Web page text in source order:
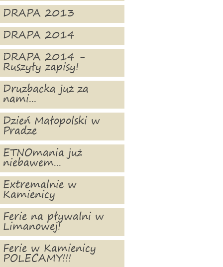
DRAPA 2013
DRAPA 2014
DRAPA 2014 -
Ruszyły zapisy!
Druzbacka już za
nami...
Dzień Małopolski w
Pradze
ETNOmania już
niebawem...
Extremalnie w
Kamienicy
Ferie na pływalni w
Limanowej!
Ferie w Kamienicy
POLECAMY!!!